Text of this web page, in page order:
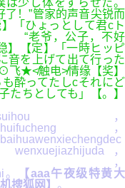
少し体をずらせた。
！”管家的声音尖锐而
「ひょっとして君cト
“老爷，公子，不好
】【定】「一時ヒッピ
音を上げて出て行った
★≮触电≯情缘【奖】
酔ってたしcそれにど
たちとしても」【。】
，
，
，
，
【aaa午夜级特黄大
搜狐网】 。